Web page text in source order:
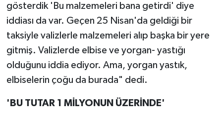
gösterdik 'Bu malzemeleri bana getirdi' diye
iddiası da var. Geçen 25 Nisan'da geldiği bir
taksiyle valizlerle malzemeleri alıp başka bir yere
gitmiş. Valizlerde elbise ve yorgan- yastığı
olduğunu iddia ediyor. Ama, yorgan yastık,
elbiselerin çoğu da burada" dedi.
'BU TUTAR 1 MİLYONUN ÜZERİNDE'